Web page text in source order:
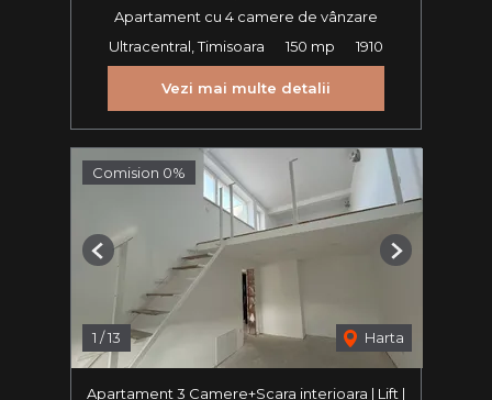
Apartament cu 4 camere de vânzare
Ultracentral, Timisoara
150 mp 1910
Vezi mai multe detalii
Comision 0%
1 /13 Harta
Previous Next
Apartament 3 Camere+Scara interioara | Lift |